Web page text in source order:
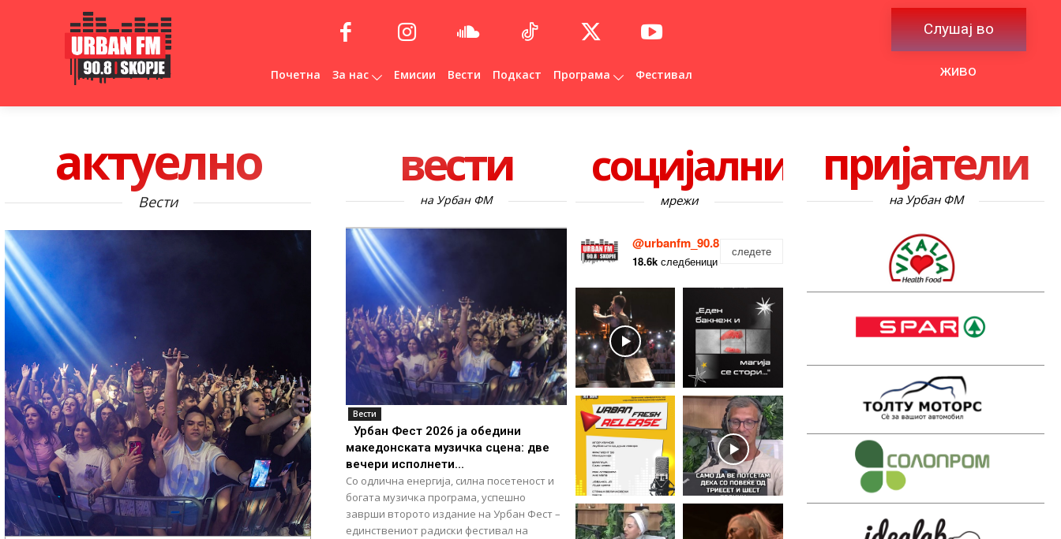
Почетна За нас Емисии Вести Подкаст Програма Фестивал
Слушај во
живо
актуелно
Вести
вести
на Урбан ФМ
Вести
Урбан Фест 2026 ја обедини
македонската музичка сцена: две
вечери исполнети...
Со одлична енергија, силна посетеност и
богата музичка програма, успешно
заврши второто издание на Урбан Фест –
единствениот радиски фестивал на
социјални
мрежи
@urbanfm_90.8
18.6kследбеници
следете
пријатели
на Урбан ФМ